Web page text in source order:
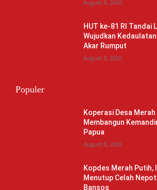
August 8, 2026
HUT ke-81 RI Tandai
Wujudkan
Akar Rumput
August 8, 2026
Populer
Koperasi Desa
Membangun
Papua
August 8, 2026
Kopdes Merah Putih,
Menutup Celah
Bansos